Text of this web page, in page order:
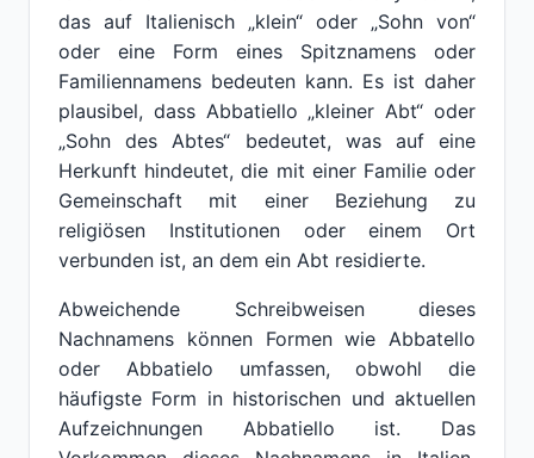
das auf Italienisch „klein“ oder „Sohn von“
oder eine Form eines Spitznamens oder
Familiennamens bedeuten kann. Es ist daher
plausibel, dass Abbatiello „kleiner Abt“ oder
„Sohn des Abtes“ bedeutet, was auf eine
Herkunft hindeutet, die mit einer Familie oder
Gemeinschaft mit einer Beziehung zu
religiösen Institutionen oder einem Ort
verbunden ist, an dem ein Abt residierte.
Abweichende Schreibweisen dieses
Nachnamens können Formen wie Abbatello
oder Abbatielo umfassen, obwohl die
häufigste Form in historischen und aktuellen
Aufzeichnungen Abbatiello ist. Das